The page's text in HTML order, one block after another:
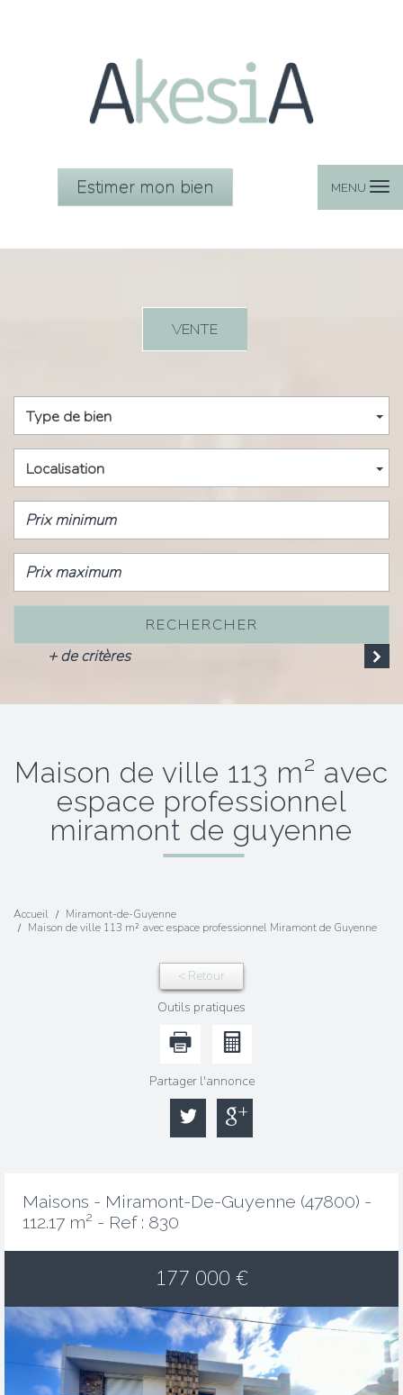
MENU
Estimer mon bien
VENTE
Type de bien
Localisation
RECHERCHER
+ de critères
maison de ville 113 m² avec
espace professionnel
miramont de guyenne
Accueil
Miramont-de-Guyenne
Maison de ville 113 m² avec espace professionnel Miramont de Guyenne
< Retour
Outils pratiques
Partager l'annonce
Maisons - Miramont-De-Guyenne (47800) -
112.17 m² - Ref : 830
177 000 €